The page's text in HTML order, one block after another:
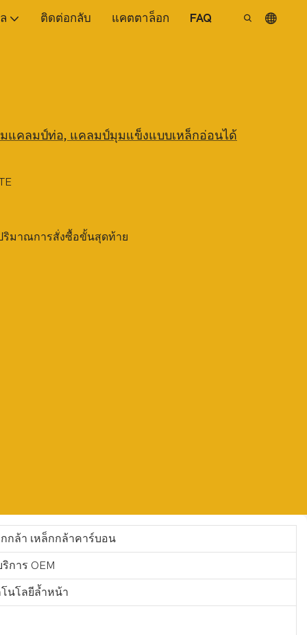
ติดต่อกลับ แคตตาล็อก FAQ
แคลมป์ท่อ, แคลมป์มุมแข็งแบบเหล็กอ่อนได้
ริมาณการสั่งซื้อขั้นสุดท้าย
กกล้า เหล็กกล้าคาร์บอน
การ OEM
โนโลยีล้ำหน้า